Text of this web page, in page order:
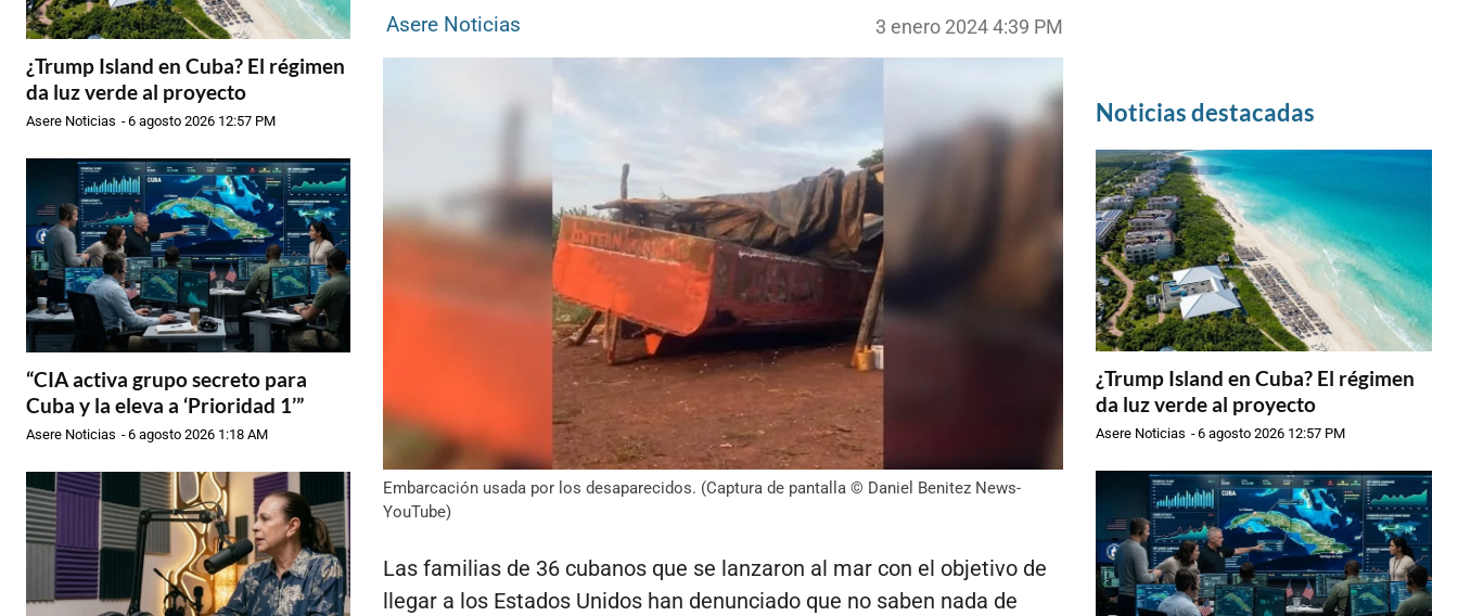
¿Trump Island en Cuba? El régimen
da luz verde al proyecto
Asere Noticias -6 agosto 2026 12:57 PM
“CIA activa grupo secreto para
Cuba y la eleva a ‘Prioridad 1’”
Asere Noticias -6 agosto 2026 1:18 AM
Asere Noticias
3 enero 2024 4:39 PM
Embarcación usada por los desaparecidos. (Captura de pantalla © Daniel Benitez News-
YouTube)
Las familias de 36 cubanos que se lanzaron al mar con el objetivo de
llegar a los Estados Unidos han denunciado que no saben nada de
Noticias destacadas
¿Trump Island en Cuba? El régimen
da luz verde al proyecto
Asere Noticias -6 agosto 2026 12:57 PM